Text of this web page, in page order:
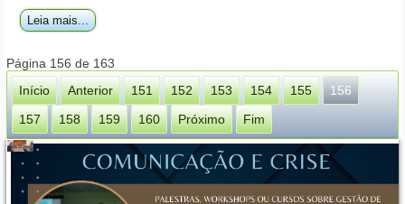
Leia mais...
Página 156 de 163
Início
Anterior 151 152 153 154 155
156
157
158 159 160 Próximo Fim